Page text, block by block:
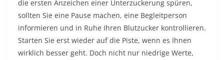
die ersten Anzeichen einer Unterzuckerung spüren,
sollten Sie eine Pause machen, eine Begleitperson
informieren und in Ruhe Ihren Blutzucker kontrollieren.
Starten Sie erst wieder auf die Piste, wenn es Ihnen
wirklich besser geht. Doch nicht nur niedrige Werte,